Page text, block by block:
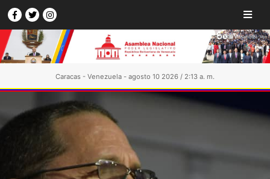
Caracas - Venezuela - agosto 10 2026 / 2:13 a. m.